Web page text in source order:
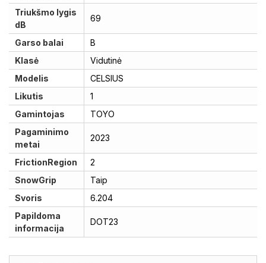
Triukšmo lygis
dB
69
Garso balai
B
Klasė
Vidutinė
Modelis
CELSIUS
Likutis
1
Gamintojas
TOYO
Pagaminimo
metai
2023
FrictionRegion
2
SnowGrip
Taip
Svoris
6.204
Papildoma
informacija
DOT23